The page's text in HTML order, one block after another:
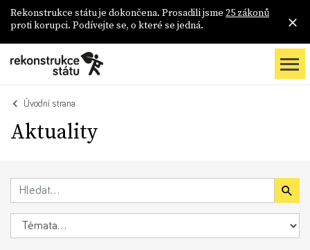
Rekonstrukce státu je dokončena. Prosadili jsme 25 zákonů
proti korupci. Podívejte se, o které se jedná.
Úvodní strana
Aktuality